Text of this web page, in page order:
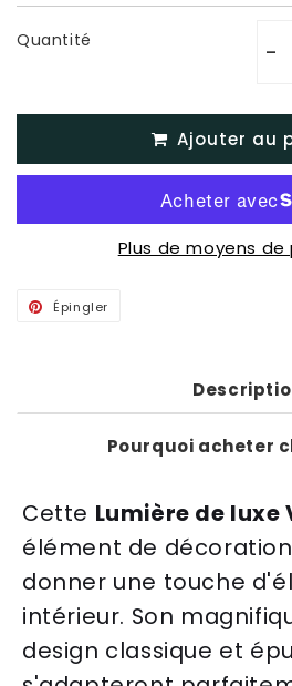
Quantité -
Ajouter au
Plus de moyens
Épingler
Pourquoi acheter
Cette Lumière de luxe
élément de
donner une touche
intérieur. Son
design classique et